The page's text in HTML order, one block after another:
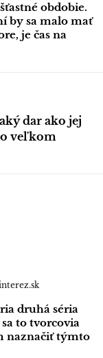
obdobie.
by sa malo mať
je čas na
dar ako jej
veľkom
druhá séria
sa to tvorcovia
naznačiť týmto